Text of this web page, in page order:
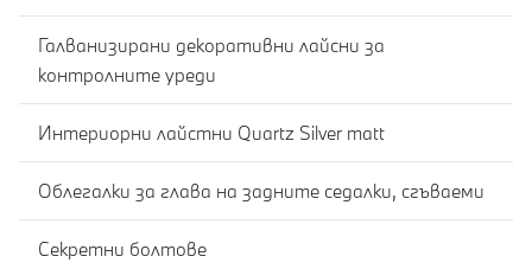
Галванизирани декоративни лайсни за
контролните уреди
Интериорни лайстни Quartz Silver matt
Облегалки за глава на задните седалки, сгъваеми
Секретни болтове